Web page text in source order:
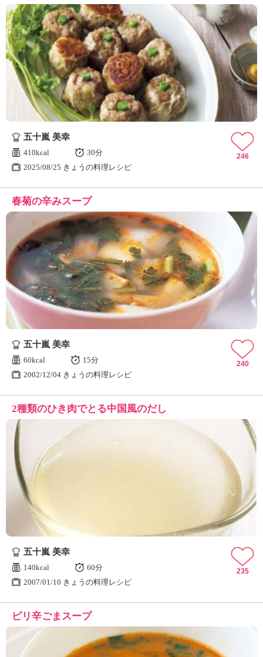
五十嵐 美幸
410kcal
30分
2025/08/25 きょうの料理レシピ
246
春菊の辛みスープ
五十嵐 美幸
60kcal
15分
2002/12/04 きょうの料理レシピ
240
2種類のひき肉でとる中国風のだし
五十嵐 美幸
140kcal
60分
2007/01/10 きょうの料理レシピ
235
ピリ辛ごまスープ